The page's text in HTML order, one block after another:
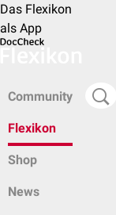
Das Flexikon
als App
Community
Flexikon
Shop
News